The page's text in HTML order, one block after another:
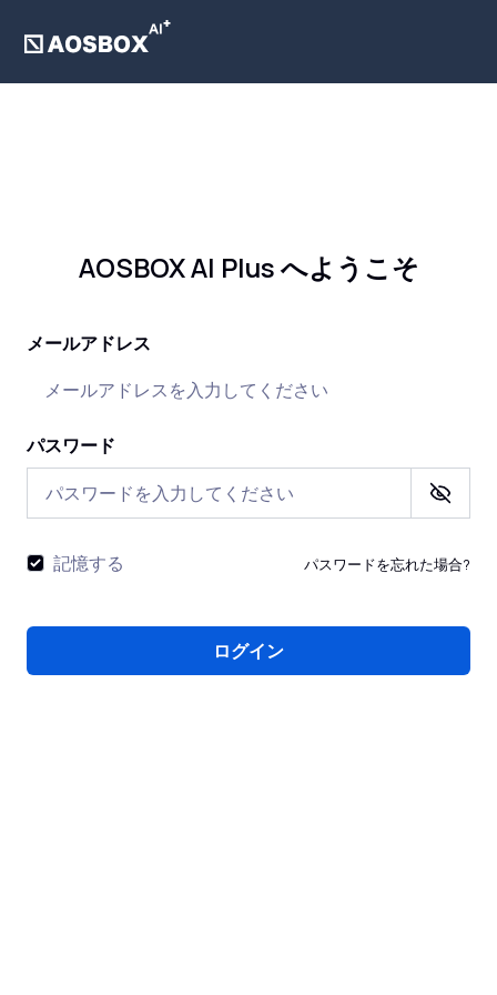
AOSBOX AI Plus へようこそ
メールアドレス
パスワード
記憶する パスワードを忘れた場合?